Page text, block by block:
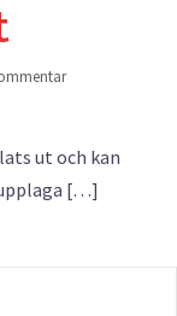
ut och kan
[…]